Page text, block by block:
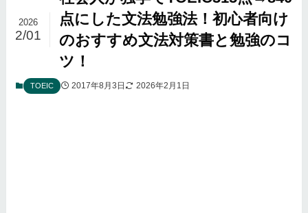
点にした文法勉強法！初心者向け
のおすすめ文法対策書と勉強のコ
ツ！
2026
2/01
TOEIC 2017年8月3日 2026年2月1日